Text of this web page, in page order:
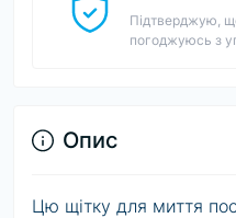
Підтверджую,
погоджуюсь з
Опис
Цю щітку для миття